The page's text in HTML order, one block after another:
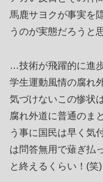
馬鹿サヨクが事実を
うのが実態だろうと
…技術が飛躍的に進
学生運動風情の腐れ
気づけないこの惨状
腐れ外道に普通のま
う事に国民は早く気
は問答無用で薙ぎ払
と終えるくらい！(笑)